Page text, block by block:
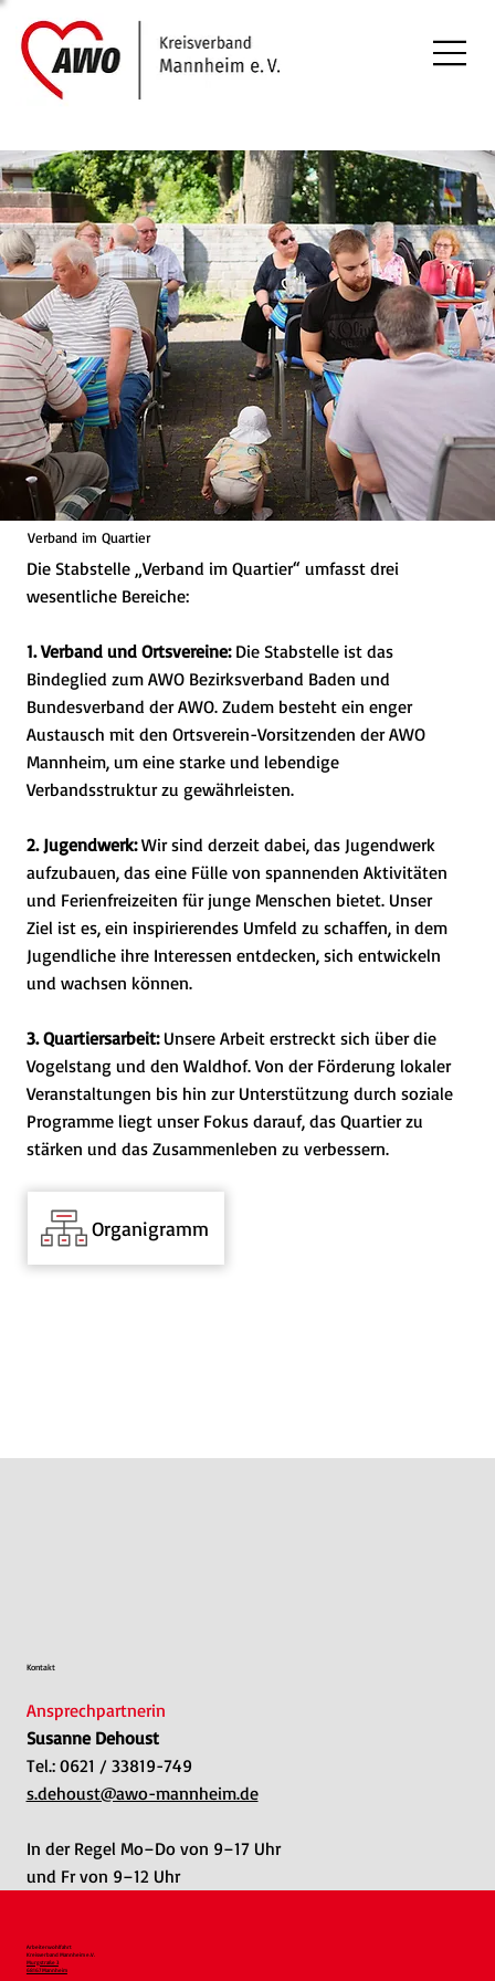
Verband im Quartier
Die Stabstelle „Verband im Quartier“ umfasst drei
wesentliche Bereiche:
1. Verband und Ortsvereine: Die Stabstelle ist das
Bindeglied zum AWO Bezirksverband Baden und
Bundesverband der AWO. Zudem besteht ein enger
Austausch mit den Ortsverein-Vorsitzenden der AWO
Mannheim, um eine starke und lebendige
Verbandsstruktur zu gewährleisten.
2. Jugendwerk:Wir sind derzeit dabei, das Jugendwerk
aufzubauen, das eine Fülle von spannenden Aktivitäten
und Ferienfreizeiten für junge Menschen bietet. Unser
Ziel ist es, ein inspirierendes Umfeld zu schaffen, in dem
Jugendliche ihre Interessen entdecken, sich entwickeln
und wachsen können.
3. Quartiersarbeit:Unsere Arbeit erstreckt sich über die
Vogelstang und den Waldhof. Von der Förderung lokaler
Veranstaltungen bis hin zur Unterstützung durch soziale
Programme liegt unser Fokus darauf, das Quartier zu
stärken und das Zusammenleben zu verbessern.
Organigramm
Kontakt
Ansprechpartnerin
Susanne Dehoust
Tel.: 0621 / 33819-749
s.dehoust@awo-mannheim.de
In der Regel Mo–Do von 9–17 Uhr
und Fr von 9–12 Uhr
Arbeiterwohlfahrt
Kreisverband Mannheim e.V.
Murgstraße 3
68167 Mannheim